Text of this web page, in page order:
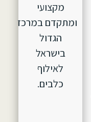
מקצועי
ומתקדם במרכז
הגדול
בישראל
לאילוף
כלבים.